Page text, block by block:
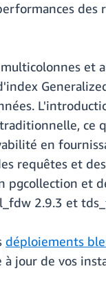
des
et
en
requêtes et
pgcollection et
2.9.3 et
déploiements
jour de vos